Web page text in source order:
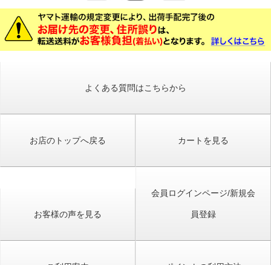
よくある質問はこちらから
お店のトップへ戻る カートを見る
お客様の声を見る
会員ログインページ/新規会
員登録